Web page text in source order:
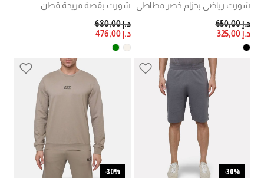
شورت رياضي بحزام خصر مطاطي
PRICE REDUCED FROM
د.إ 650,00
د.إ 325,00
شورت بقصة مريحة قطن
PRICE REDUCED FROM
د.إ 680,00
د.إ 476,00
30%-
30%-